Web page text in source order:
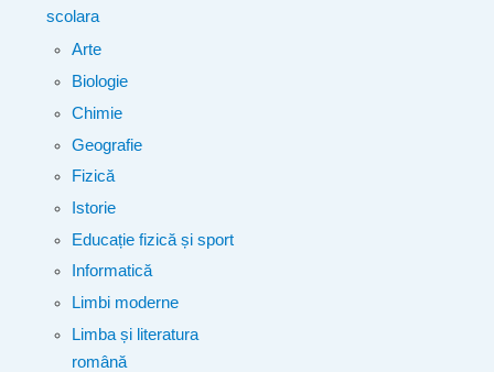
scolara
Arte
Biologie
Chimie
Geografie
Fizică
Istorie
Educație fizică și sport
Informatică
Limbi moderne
Limba și literatura
română